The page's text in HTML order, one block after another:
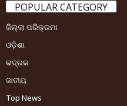
POPULAR CATEGORY
ଜିଲ୍ଲା ପରିକ୍ରମା
ଓଡ଼ିଶା
ଭଦ୍ରକ
ଜାତୀୟ
Top News